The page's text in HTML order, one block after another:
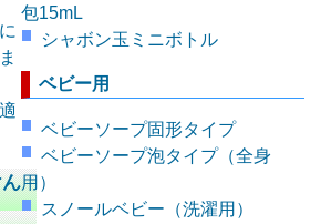
包15mL
シャボン玉ミニボトル
ベビー用
ベビーソープ固形タイプ
ベビーソープ泡タイプ（全身
用）
スノールベビー（洗濯用）